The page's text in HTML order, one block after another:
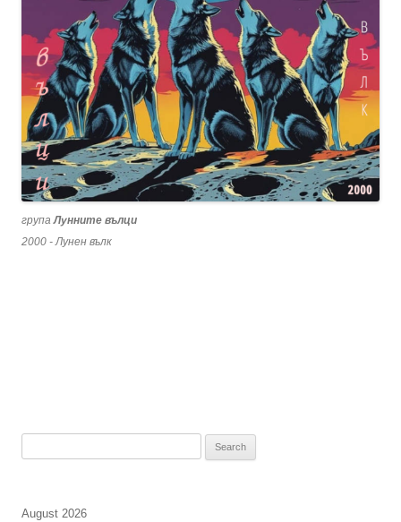
групаЛунните вълци
2000 - Лунен вълк
August 2026